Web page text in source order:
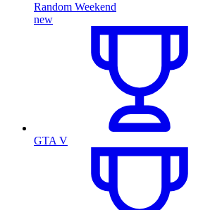
Random Weekend
new
GTA V